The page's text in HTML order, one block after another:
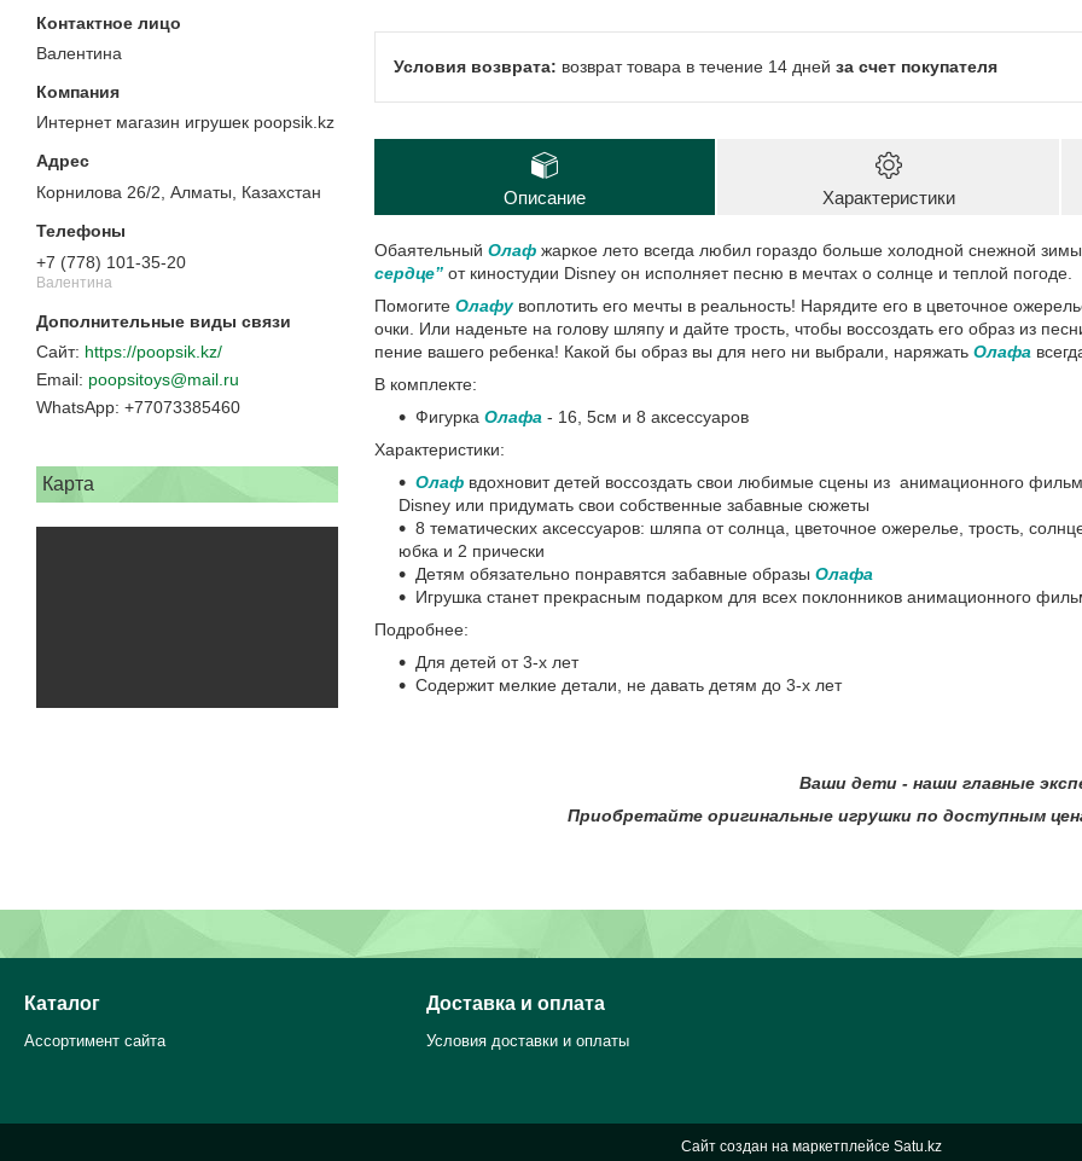
Валентина
Интернет магазин игрушек poopsik.kz
Корнилова 26/2, Алматы, Казахстан
+7 (778) 101-35-20
Валентина
https://poopsik.kz/
poopsitoys@mail.ru
+77073385460
Карта
возврат товара в течение 14 дней за счет покупателя
Описание Характеристики
Обаятельный Олаф жаркое лето всегда любил гораздо больше холодной снежной
сердце” от киностудии Disney он исполняет песню в мечтах о солнце и теплой погоде.
Помогите Олафу воплотить его мечты в реальность! Нарядите его в цветочное
очки. Или наденьте на голову шляпу и дайте трость, чтобы воссоздать его образ из
пение вашего ребенка! Какой бы образ вы для него ни выбрали, наряжать Олафа
В комплекте:
Фигурка Олафа - 16, 5см и 8 аксессуаров
Характеристики:
Олаф вдохновит детей воссоздать свои любимые сцены из анимационного
Disney или придумать свои собственные забавные сюжеты
8 тематических аксессуаров: шляпа от солнца, цветочное ожерелье, трость,
юбка и 2 прически
Детям обязательно понравятся забавные образы Олафа
Игрушка станет прекрасным подарком для всех поклонников анимационного
Подробнее:
Для детей от 3-х лет
Содержит мелкие детали, не давать детям до 3-х лет
Ваши дети - наши главные
Приобретайте оригинальные игрушки по доступным ценам в
Каталог
Ассортимент сайта
Доставка и оплата
Условия доставки и оплаты
Сайт создан на маркетплейсе Satu.kz